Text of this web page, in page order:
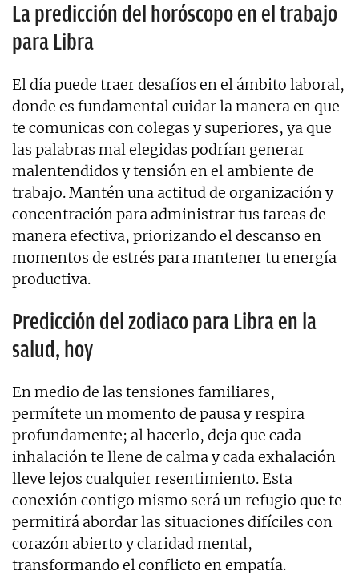
La predicción del horóscopo en el trabajo
para Libra
El día puede traer desafíos en el ámbito laboral,
donde es fundamental cuidar la manera en que
te comunicas con colegas y superiores, ya que
las palabras mal elegidas podrían generar
malentendidos y tensión en el ambiente de
trabajo. Mantén una actitud de organización y
concentración para administrar tus tareas de
manera efectiva, priorizando el descanso en
momentos de estrés para mantener tu energía
productiva.
Predicción del zodiaco para Libra en la
salud, hoy
En medio de las tensiones familiares,
permítete un momento de pausa y respira
profundamente; al hacerlo, deja que cada
inhalación te llene de calma y cada exhalación
lleve lejos cualquier resentimiento. Esta
conexión contigo mismo será un refugio que te
permitirá abordar las situaciones difíciles con
corazón abierto y claridad mental,
transformando el conflicto en empatía.